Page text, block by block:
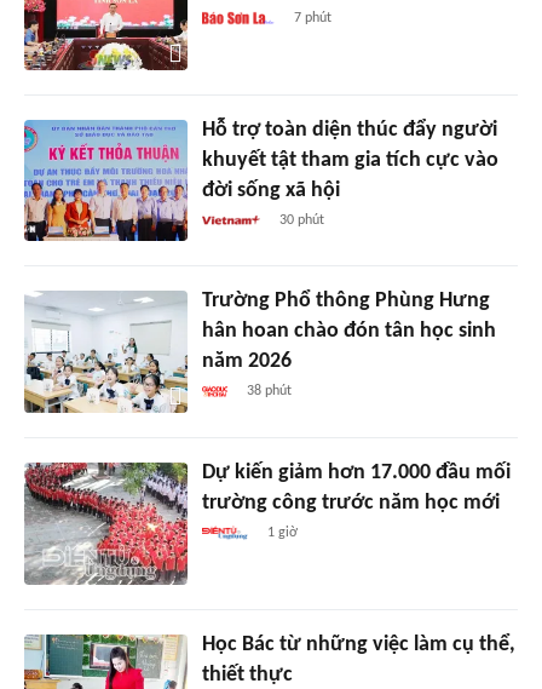
7 phút
Hỗ trợ toàn diện thúc đẩy người
khuyết tật tham gia tích cực vào
đời sống xã hội
30 phút
Trường Phổ thông Phùng Hưng
hân hoan chào đón tân học sinh
năm 2026
38 phút
Dự kiến giảm hơn 17.000 đầu mối
trường công trước năm học mới
1 giờ
Học Bác từ những việc làm cụ thể,
thiết thực